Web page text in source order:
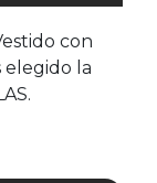
con
elegido la